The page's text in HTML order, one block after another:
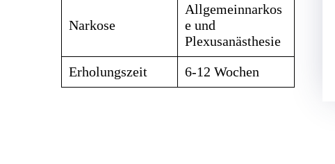
Narkose
Allgemeinnarkos
e und
Plexusanästhesie
Erholungszeit
6-12 Wochen